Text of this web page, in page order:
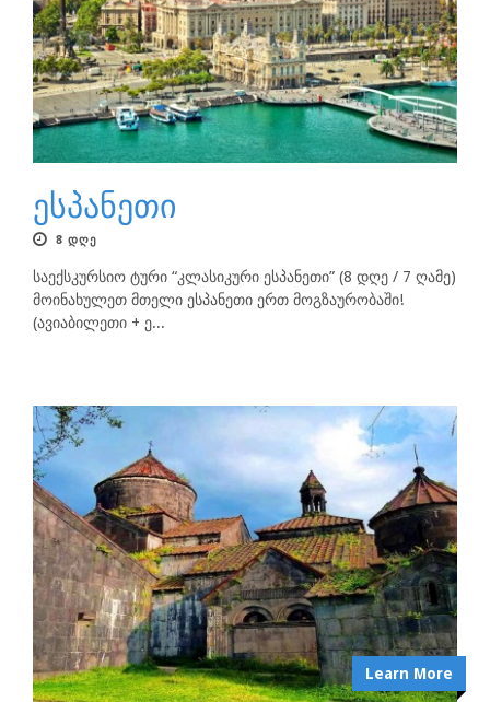
ესპანეთი
8 ᲓᲦᲔ
საექსკურსიო ტური “კლასიკური ესპანეთი” (8 დღე / 7 ღამე)
მოინახულეთ მთელი ესპანეთი ერთ მოგზაურობაში!
(ავიაბილეთი + ე...
Learn More